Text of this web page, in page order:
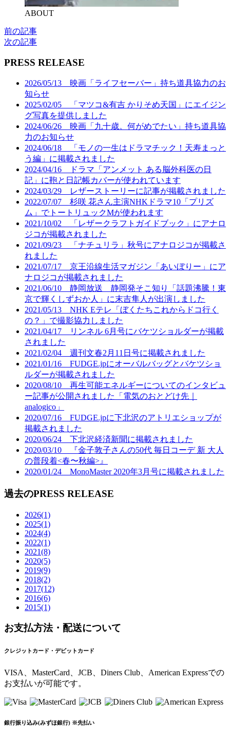
ABOUT
前の記事
次の記事
PRESS RELEASE
2026/05/13 映画「ライフセーバー」持ち道具協力のお
知らせ
2025/02/05 「マツコ&有吉 かりそめ天国」にエイジン
グ写真を提供しました
2024/06/26 映画「九十歳。何がめでたい」持ち道具協
力のお知らせ
2024/06/18 「モノの一生はドラマチック！天寿まっと
う編」に掲載されました
2024/04/16 ドラマ「アンメット ある脳外科医の日
記」に鞄と日記帳カバーが使われています
2024/03/29 レザーストーリーに記事が掲載されました
2022/07/07 杉咲 花さん主演NHKドラマ10「プリズ
ム」でトートリュックMが使われます
2021/10/02 「レザークラフトガイドブック」にアナロ
ジコが掲載されました
2021/09/23 「ナチュリラ」秋号にアナロジコが掲載さ
れました
2021/07/17 京王沿線生活マガジン「あいぼりー」にア
ナロジコが掲載されました
2021/06/10 静岡放送 静岡発そこ知り「話題沸騰！東
京で輝くしずおか人」に末吉隼人が出演しました
2021/05/13 NHK Eテレ「ぼくたちこれからドコ行く
の？」で撮影協力しました
2021/04/17 リンネル 6月号にバケツショルダーが掲載
されました
2021/02/04 週刊文春2月11日号に掲載されました
2021/01/16 FUDGE.jpにオーバルバッグとバケツショ
ルダーが掲載されました
2020/08/10 再生可能エネルギーについてのインタビュ
ー記事が公開されました「電気のおとどけ先｜
analogico」
2020/07/16 FUDGE.jpに下北沢のアトリエショップが
掲載されました
2020/06/24 下北沢経済新聞に掲載されました
2020/03/10 『金子敦子さんの50代 毎日コーデ 新 大人
の普段着<春〜秋編>』
2020/01/24 MonoMaster 2020年3月号に掲載されました
過去のPRESS RELEASE
2026(1)
2025(1)
2024(4)
2022(1)
2021(8)
2020(5)
2019(9)
2018(2)
2017(12)
2016(6)
2015(1)
お支払方法・配送について
クレジットカード・デビットカード
VISA、MasterCard、JCB、Diners Club、American Expressでの
お支払いが可能です。
銀行振り込み(みずほ銀行) ※先払い